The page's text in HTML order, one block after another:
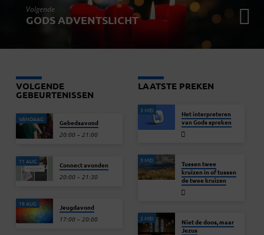
Volgende
GODS ADVENTSLICHT
VOLGENDE
GEBEURTENISSEN
VANDAAG Gebedsavond
20:00 – 21:00
11 AUG Connect avonden
20:00 – 21:30
19 AUG Jeugdavond
17:00 – 20:00
LAATSTE PREKEN
3 MEI
Het interpreteren
van Gods spreken
3 MEI
Tussen twee
kruizen in of tussen
de twee kruizen
2 MEI
Niet de doos, maar
Jezus